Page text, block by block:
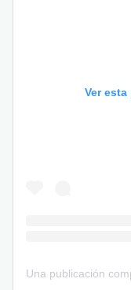
Ver